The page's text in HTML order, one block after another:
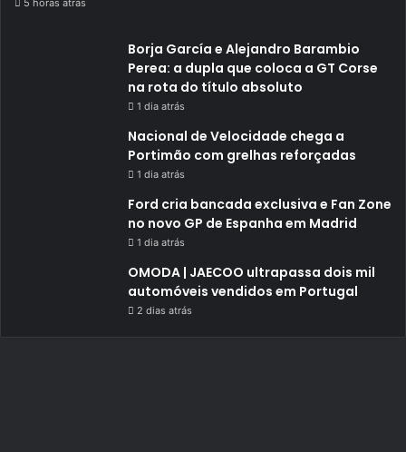
Borja García e Alejandro Barambio
Perea: a dupla que coloca a GT Corse
na rota do título absoluto
1 dia atrás
Nacional de Velocidade chega a
Portimão com grelhas reforçadas
1 dia atrás
Ford cria bancada exclusiva e Fan Zone
no novo GP de Espanha em Madrid
1 dia atrás
OMODA | JAECOO ultrapassa dois mil
automóveis vendidos em Portugal
2 dias atrás